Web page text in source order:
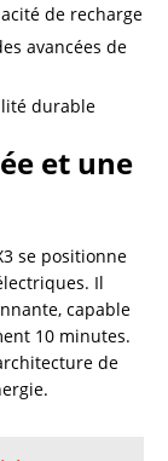
de recharge
avancées de
durable
et une
se positionne
Il
capable
10 minutes.
de